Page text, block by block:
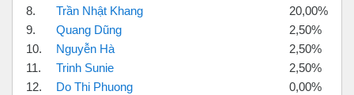
8.
Trần Nhật Khang
20,00%
9.
Quang Dũng
2,50%
10.
Nguyễn Hà
2,50%
11.
Trinh Sunie
2,50%
12.
Do Thi Phuong
0,00%